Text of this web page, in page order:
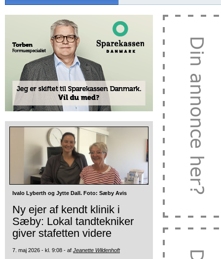
Ivalo Lyberth og Jytte Dall. Foto: Sæby Avis
Ny ejer af kendt klinik i
Sæby: Lokal tandtekniker
giver stafetten videre
7. maj 2026 - kl. 9:08 - af Jeanette Wildenhoft